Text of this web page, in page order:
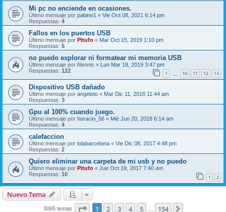
Mi pc no enciende en ocasiones.
Último mensaje por pabino1 « Vie Oct 08, 2021 6:14 pm
Respuestas: 4
Fallos en los puertos USB
Último mensaje por Pitufo « Mar Oct 15, 2019 1:10 pm
Respuestas: 5
no puedo explorar ni formatear mi memoria USB
Último mensaje porAlennis « Lun Mar 18, 2019 3:47 pm
Respuestas: 122 1 10 11 12 13
Dispositivo USB dañado
Último mensaje por angeleto « Mar Dic 11, 2018 11:44 am
Respuestas: 3
Gpu al 100% cuando juego.
Último mensaje por horacio_56 « Mié Jun 20, 2018 6:14 am
Respuestas: 4
calefaccion
Último mensaje por lolabarcelona « Vie Dic 08, 2017 4:48 pm
Respuestas: 2
Quiero eliminar una carpeta de mi usb y no puedo
Último mensaje por Pitufo « Jue Oct 19, 2017 7:40 am
Respuestas: 10 1 2
Nuevo Tema
3065 temas Página de 154
1 2 3 4 5 154